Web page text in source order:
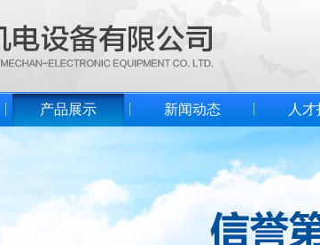
产品展示 新闻动态 人